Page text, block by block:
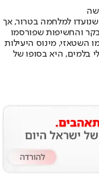
למלחמה בטרור, אך
והחשיפות שפורסמו
השטאזי, מינוס היעילות
בלמים, היא בסופו של